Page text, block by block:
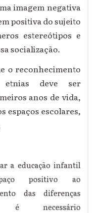
imagem negativa
positiva do sujeito
estereótipos e
socialização.
reconhecimento
etnias deve ser
anos de vida,
espaços escolares,
a educação infantil
positivo ao
das diferenças
é necessário